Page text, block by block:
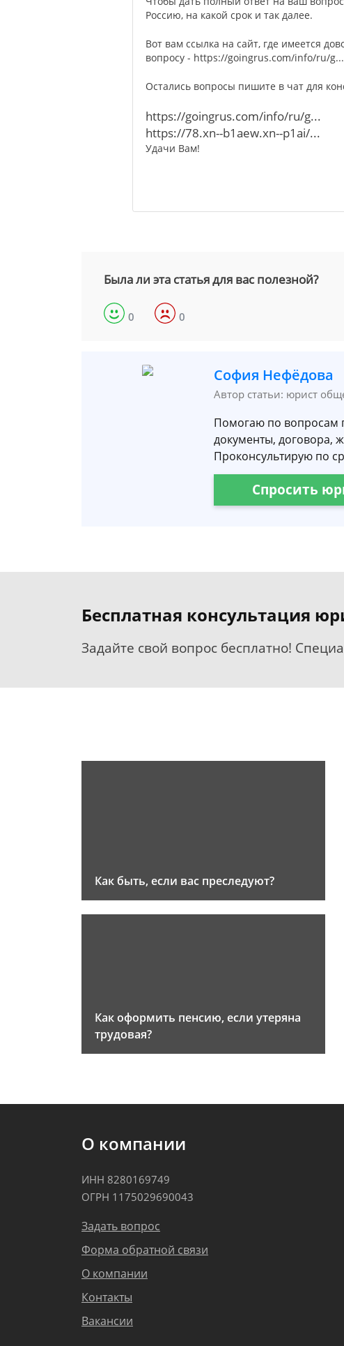
Россию, на какой срок и так далее.
Вот вам ссылка на сайт, где имеется
вопросу - https://goingrus.com/info/ru/g...
Остались вопросы пишите в чат для
https://goingrus.com/info/ru/g...
https://78.xn--b1aew.xn--p1ai/...
Удачи Вам!
Была ли эта статья для вас полезной?
0 0
София Нефёдова
Автор статьи: юрист
Помогаю по вопросам
документы, договора,
Проконсультирую по
Спросить
Бесплатная консультация
Задайте свой вопрос бесплатно!
Как быть, если вас преследуют?
Как оформить пенсию, если утеряна
трудовая?
О компании
ИНН 8280169749
ОГРН 1175029690043
Задать вопрос
Форма обратной связи
О компании
Контакты
Вакансии